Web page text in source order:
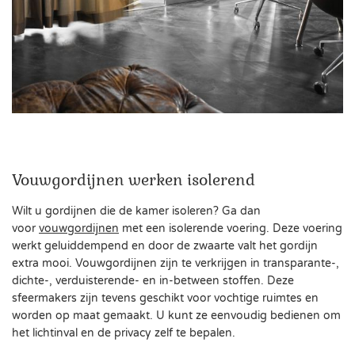
Vouwgordijnen werken isolerend
Wilt u gordijnen die de kamer isoleren? Ga dan
voorvouwgordijnen met een isolerende voering. Deze voering
werkt geluiddempend en door de zwaarte valt het gordijn
extra mooi. Vouwgordijnen zijn te verkrijgen in transparante-,
dichte-, verduisterende- en in-between stoffen. Deze
sfeermakers zijn tevens geschikt voor vochtige ruimtes en
worden op maat gemaakt. U kunt ze eenvoudig bedienen om
het lichtinval en de privacy zelf te bepalen.